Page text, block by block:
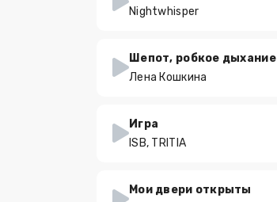
Nightwhisper
Шепот, робкое дыхание
Лена Кошкина
Игра
ISB, TRITIA
Мои двери открыты